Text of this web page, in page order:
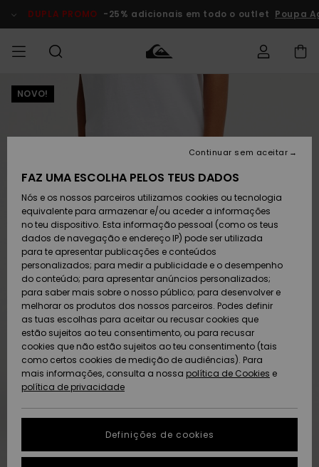
do
DUPLA PROMO -25% adicionais em todo o outlet Poupa
HOMEM
Calçado e
chinelos
Surfe/água
Snow
Artigos
recém-
chegados
Coleções
MENINO
Calçado e
chinelos
Surfe/água
Neve
Artigos
recém-
chegados
Highlights
MULHER
chegados
Highlights
Snow
SURF
Crianças
Highlights
Community
SNOW
Artigos
Criança
Snow Shop
Feminino
Highlights
Community
DUPLA
PROMO
Criança
Outlet
Mulher
AJUDA
Devoluções
Pagamento
Cartão
presente
Quiksilver
Freedom
Protecção de
dados
Guia de
tamanhos
SUSTAINABILITY
NOVO!
FAZ UMA ESCOLHA PELOS TEUS DADOS
Nós e os nossos parceiros utilizamos cookies ou tecnologia
equivalente para armazenar e/ou aceder a informações
no teu dispositivo. Esta informação pessoal (como os teus
dados de navegação e endereço IP) pode ser utilizada
para te apresentar publicações e conteúdos
personalizados; para medir a publicidade e o desempenho
do conteúdo; para apresentar anúncios personalizados;
para saber mais sobre o nosso público; para desenvolver e
melhorar os produtos dos nossos parceiros. Podes definir
as tuas escolhas para aceitar ou recusar cookies que
estão sujeitos ao teu consentimento, ou para recusar
cookies que não estão sujeitos ao teu consentimento (tais
como certos cookies de medição de audiências). Para
mais informações, consulta a nossa política de Cookies e
política de privacidade
Definições de cookies
Continuar sem aceitar